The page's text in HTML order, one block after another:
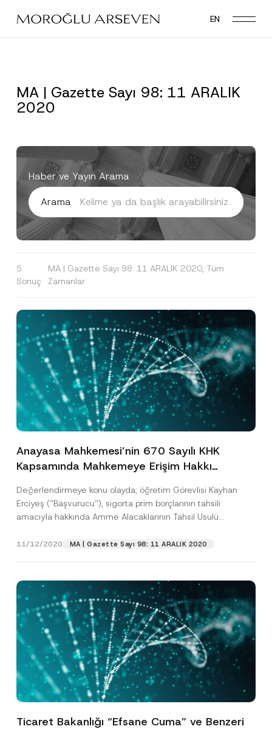
main
EN
MA | Gazette Sayı 98: 11 ARALIK
2020
Haber ve Yayın Arama
Arama
5
Sonuç
MA | Gazette Sayı 98: 11 ARALIK 2020, Tüm
Zamanlar
Anayasa Mahkemesi’nin 670 Sayılı KHK
Kapsamında Mahkemeye Erişim Hakkı
Değerlendirmeye konu olayda; öğretim Görevlisi Kayhan
Erciyeş (“Başvurucu”), sigorta prim borçlarının tahsili
amacıyla hakkında Amme Alacaklarının Tahsil Usulü
Oku]
11/12/2020 MA | Gazette Sayı 98: 11 ARALIK 2020
Ticaret Bakanlığı “Efsane Cuma” ve Benzeri